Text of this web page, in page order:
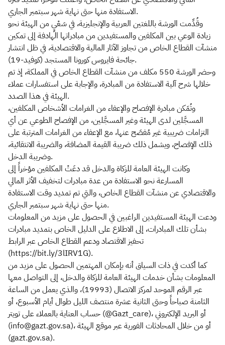
الاستفادة منها حتى نهاية شهر سبتمبر الجاري.
وقُدِّمت الورشة باللغتين العربية والإنجليزية، في سَعْيٍ من الهيئة نحو
زيادة الوعي بين المكلفين والمستفيدين من مبادراتها الهادفة إلى تمكين
منشآت القطاع الخاص من تجاوز الآثار المالية والاقتصادية، في ظل انتشار
جائحة فايروس كورونا المستجد (كوفيد-19).
وحضر الورشة 550 مكلف من منشآت القطاع الخاص في المملكة، إذ تم
خلالها شرح آلية الاستفادة من المبادرة، والإجابة على استفسارات عملاء
الهيئة في هذا الصدد.
وتُمَكن مبادرة الإفصاح والإعفاء من الغرامات الأشخاص المكلفين،
المسجَّلين لدى الهيئة وغير المسجَّلين، من الإفصاح الطوعي عن أي
التزامات ضريبية غير مُفصَح عنها، مع الإعفاء من الغرامات المترتبة على
ذلك الإفصاح، ويشمل ذلك ضريبة القيمة المضافة، والضريبة الانتقائية،
وضريبة الدخل.
وكانت الهيئة العامة للزكاة والدخل قد دعَتْ المكلفين مؤخراً إلى
المسارعة نحو الاستفادة من عدة مبادرات لتخفيف الأثر المالي
والاقتصادي عن منشآت القطاع الخاص، والتي تم تمديد وقت الاستفادة
منها حتى نهاية شهر سبتمبر الجاري.
ودعت الهيئة المستفيدين الراغبين في الحصول على مزيد من المعلومات
بشأن تلك المبادرات، إلى الاطلاع على الدليل الخاص بتمديد مبادرات
تحفيز الاقتصاد ودعم القطاع الخاص عبر الرابط
(https://bit.ly/3lIRV1G).
كما أكدت في ذات السياق أنه بإمكان المهتمين الحصول على مزيد من
المعلومات بشأن خدمات الهيئة العامة للزكاة والدخل، إلى التواصل معها
عبر الرقم الموحد لمركز الاتصال (19993)، والذي يعمل من الساعة
الثامنة صباحاً وحتى الثانية عشرة منتصف الليل طوال أيام الأسبوع، أو
حساب العناية بالعملاء على تويتر (@Gazt_care)، أو البريد الإلكتروني
(info@gazt.gov.sa)، أو من خلال المحادثات الفورية عبر موقع الهيئة
(gazt.gov.sa).​